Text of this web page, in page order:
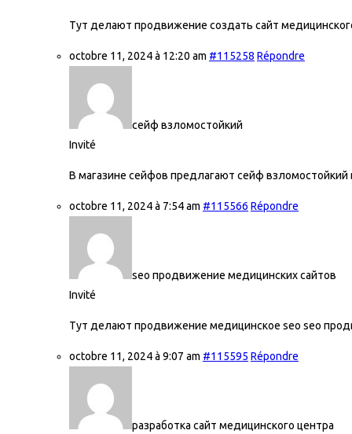
Тут делают продвижение создать сайт
octobre 11, 2024 à 12:20 am #115258 Répondre
сейф взломостойкий
Invité
В магазине сейфов предлагают cейф взломостойкий
octobre 11, 2024 à 7:54 am #115566 Répondre
seo продвижение медицинских сайтов
Invité
Тут делают продвижение медицинское seo seo
octobre 11, 2024 à 9:07 am #115595 Répondre
разработка сайт медицинского центра